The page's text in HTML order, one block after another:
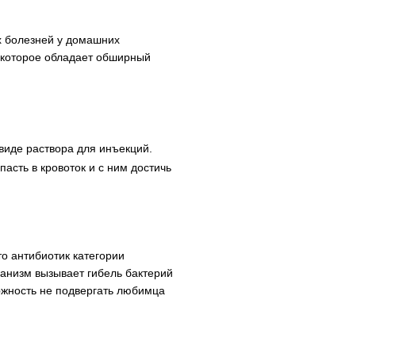
болезней у домашних
обладает обширный
раствора для инъекций.
в кровоток и с ним достичь
антибиотик категории
вызывает гибель бактерий
не подвергать любимца